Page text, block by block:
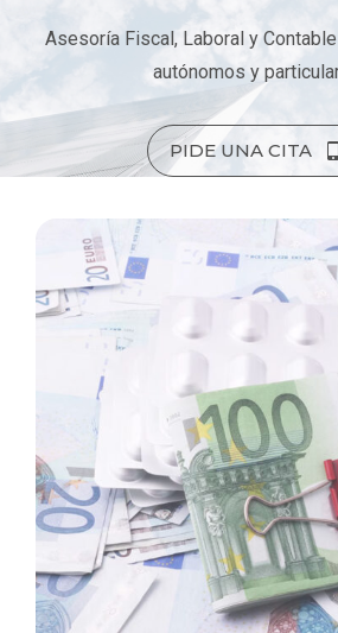
Asesoría Fiscal, Laboral y
autónomos y
PIDE UNA CITA